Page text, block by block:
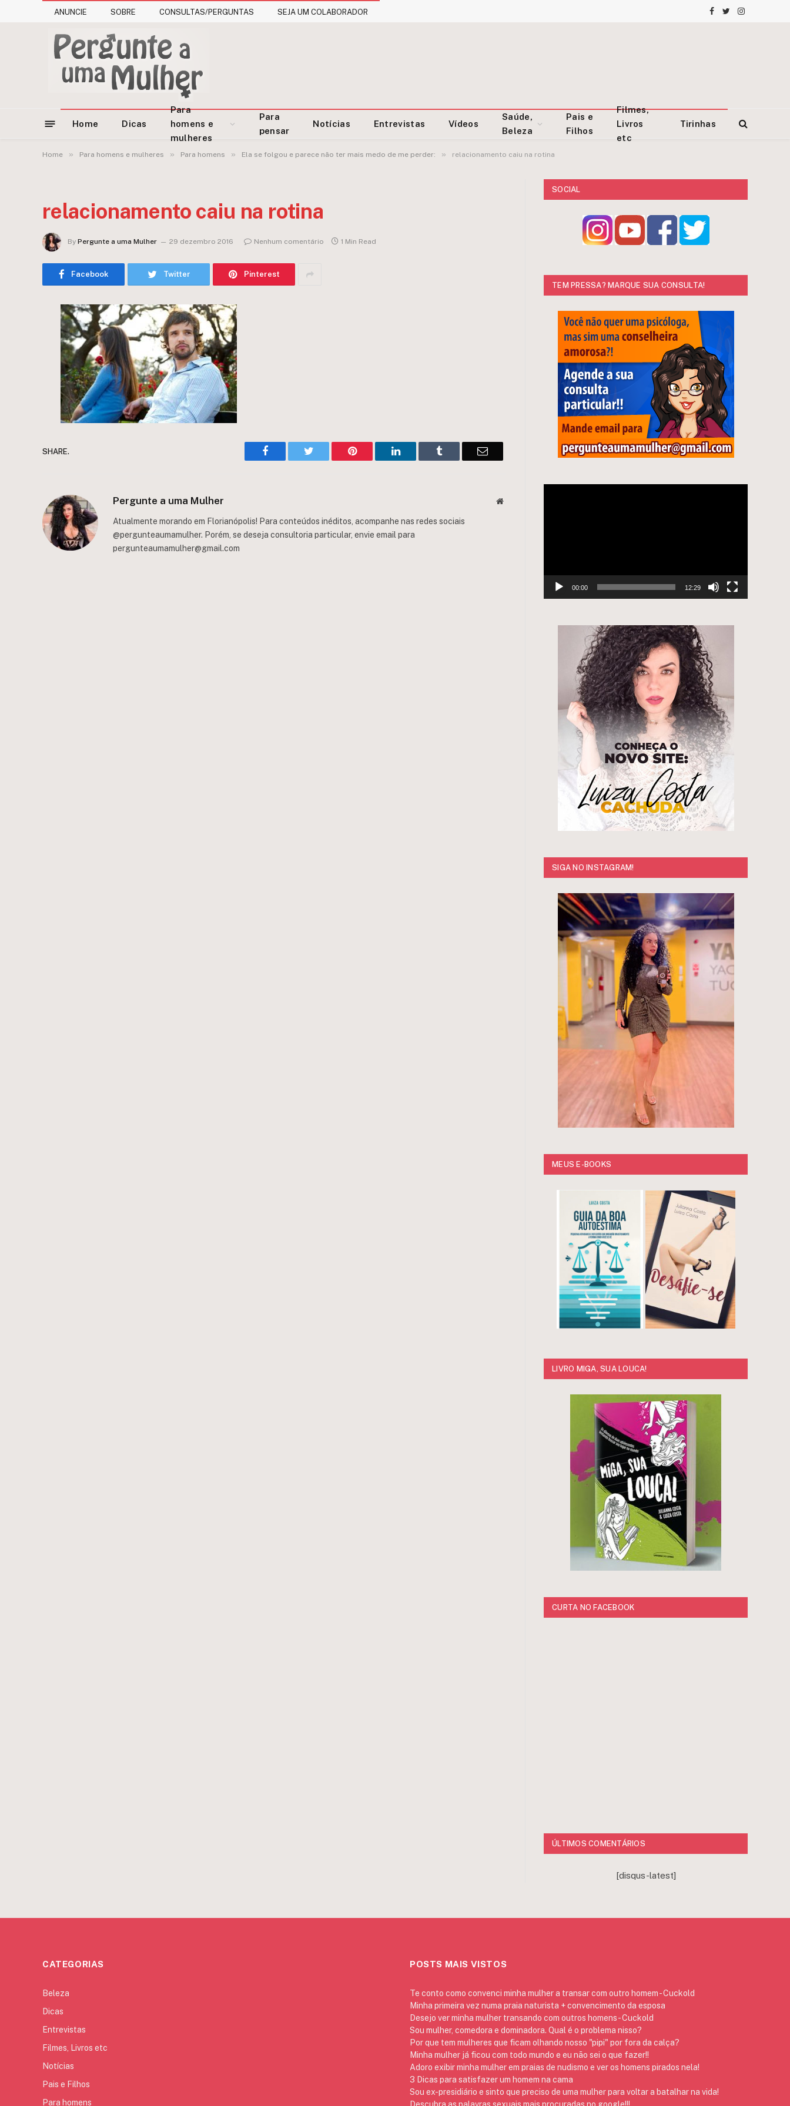
ANUNCIE SOBRE CONSULTAS/PERGUNTAS SEJA UM COLABORADOR Facebook
TwitterInstagram
Home Dicas
Para
homens e
mulheres
Para
pensar
Notícias Entrevistas Vídeos
Saúde,
Beleza
Pais e
Filhos
Filmes,
Livros
etc
Tirinhas
Home » Para homens e mulheres » Para homens » Ela se folgou e parece não ter mais medo de me perder: » relacionamento caiu na rotina
relacionamento caiu na rotina
By Pergunte a uma Mulher 29 dezembro 2016 Nenhum comentário 1 Min Read
Facebook Twitter Pinterest
SHARE. Facebook Twitter Pinterest LinkedIn Tumblr Email
Pergunte a uma Mulher Website
Atualmente morando em Florianópolis! Para conteúdos inéditos, acompanhe nas redes sociais
@pergunteaumamulher. Porém, se deseja consultoria particular, envie email para
pergunteaumamulher@gmail.com
SOCIAL
TEM PRESSA? MARQUE SUA CONSULTA!
00:00 12:29
SIGA NO INSTAGRAM!
MEUS E-BOOKS
LIVRO MIGA, SUA LOUCA!
CURTA NO FACEBOOK
ÚLTIMOS COMENTÁRIOS
[disqus-latest]
CATEGORIAS
Beleza
Dicas
Entrevistas
Filmes, Livros etc
Notícias
Pais e Filhos
Para homens
POSTS MAIS VISTOS
Te conto como convenci minha mulher a transar com outro homem - Cuckold
Minha primeira vez numa praia naturista + convencimento da esposa
Desejo ver minha mulher transando com outros homens - Cuckold
Sou mulher, comedora e dominadora. Qual é o problema nisso?
Por que tem mulheres que ficam olhando nosso "pipi" por fora da calça?
Minha mulher já ficou com todo mundo e eu não sei o que fazer!!
Adoro exibir minha mulher em praias de nudismo e ver os homens pirados nela!
3 Dicas para satisfazer um homem na cama
Sou ex-presidiário e sinto que preciso de uma mulher para voltar a batalhar na vida!
Descubra as palavras sexuais mais procuradas no google!!!